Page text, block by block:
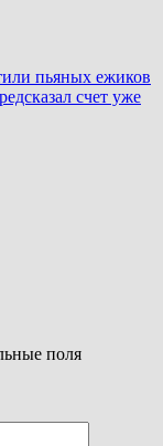
пьяных ежиков
счет уже
поля